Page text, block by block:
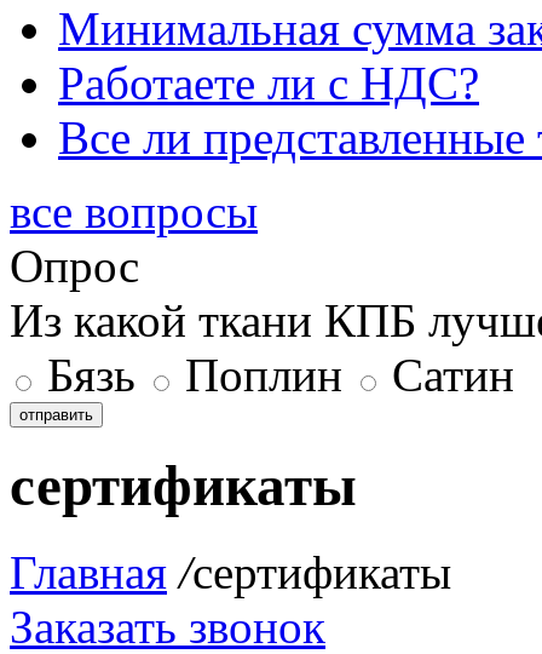
Минимальная сумма
Работаете ли с НДС?
Все ли
все вопросы
Опрос
Из какой ткани КПБ
Бязь
Поплин Сатин
отправить
сертификаты
Главная /сертификаты
Заказать звонок